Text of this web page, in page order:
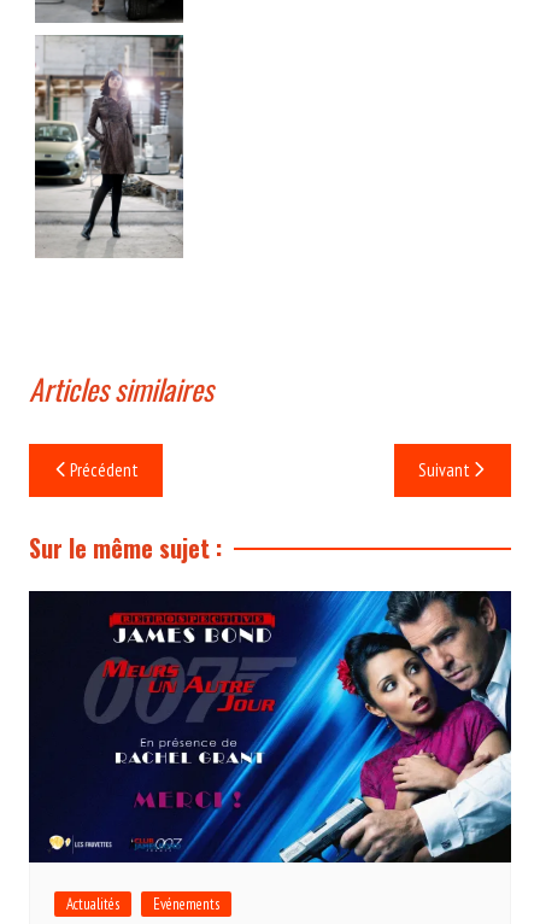
Articles similaires
Navigation
de
l’article
Précédent Suivant
Sur le même sujet :
Actualités Evénements